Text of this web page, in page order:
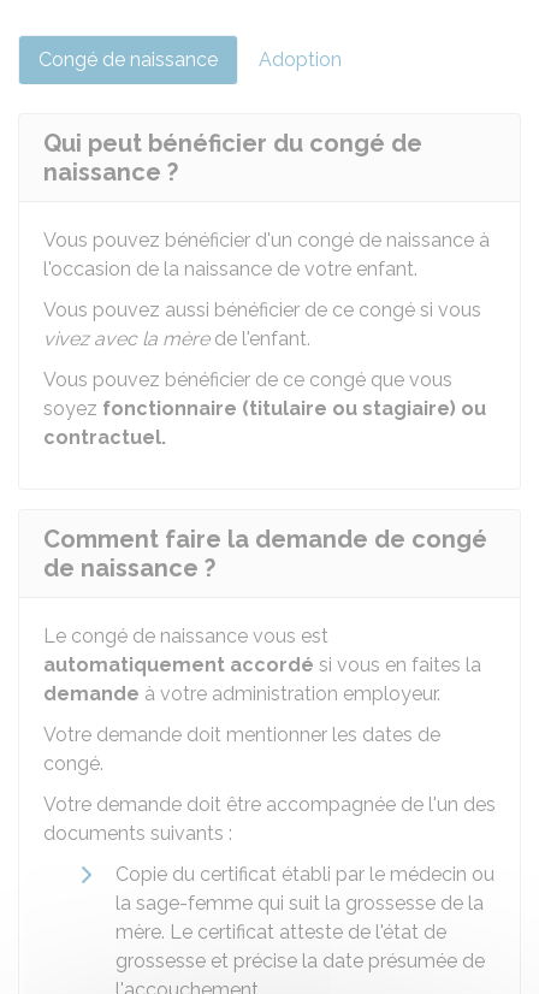
Congé de naissance Adoption
Qui peut bénéficier du congé de
naissance ?
Vous pouvez bénéficier d'un congé de naissance à
l'occasion de la naissance de votre enfant.
Vous pouvez aussi bénéficier de ce congé si vous
vivez avec la mèrede l'enfant.
Vous pouvez bénéficier de ce congé que vous
soyez fonctionnaire (titulaire ou stagiaire) ou
contractuel.
Comment faire la demande de congé
de naissance ?
Le congé de naissance vous est
automatiquement accordé si vous en faites la
demande à votre administration employeur.
Votre demande doit mentionner les dates de
congé.
Votre demande doit être accompagnée de l'un des
documents suivants :
Copie du certificat établi par le médecin ou
la sage-femme qui suit la grossesse de la
mère. Le certificat atteste de l'état de
grossesse et précise la date présumée de